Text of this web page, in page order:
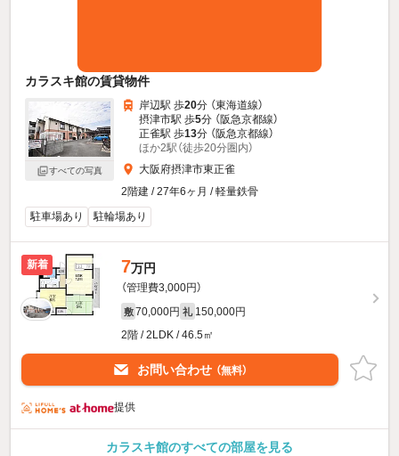
カラスキ館の賃貸物件
すべての写真
岸辺駅 歩20分 （東海道線）
摂津市駅 歩5分 （阪急京都線）
正雀駅 歩13分 （阪急京都線）
ほか2駅（徒歩20分圏内）
大阪府摂津市東正雀
2階建 / 27年6ヶ月 / 軽量鉄骨
駐車場あり
駐輪場あり
新着 7万円
（管理費3,000円）
敷 70,000円 礼 150,000円
2階 / 2LDK / 46.5㎡
お問い合わせ （無料）
提供
カラスキ館のすべての部屋を見る